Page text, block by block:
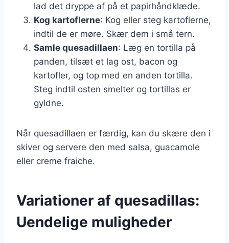
lad det dryppe af på et papirhåndklæde.
Kog kartoflerne: Kog eller steg kartoflerne,
indtil de er møre. Skær dem i små tern.
Samle quesadillaen: Læg en tortilla på
panden, tilsæt et lag ost, bacon og
kartofler, og top med en anden tortilla.
Steg indtil osten smelter og tortillas er
gyldne.
Når quesadillaen er færdig, kan du skære den i
skiver og servere den med salsa, guacamole
eller creme fraiche.
Variationer af quesadillas:
Uendelige muligheder